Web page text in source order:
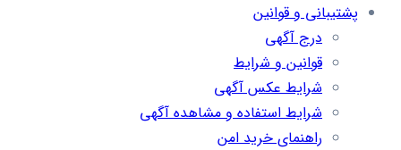
پشتیبانی و قوانین
درج آگهی
قوانین و شرایط
شرایط عکس آگهی
شرایط استفاده و مشاهده آگهی
راهنمای خرید امن